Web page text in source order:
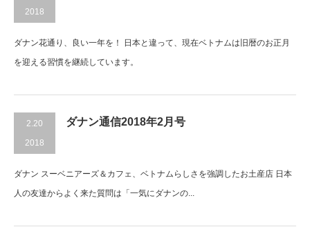
2018
ダナン花通り、良い一年を！ 日本と違って、現在ベトナムは旧暦のお正月
を迎える習慣を継続しています。
2.20
2018
ダナン通信2018年2月号
ダナン スーベニアーズ＆カフェ、ベトナムらしさを強調したお土産店 日本
人の友達からよく来た質問は「一気にダナンの...